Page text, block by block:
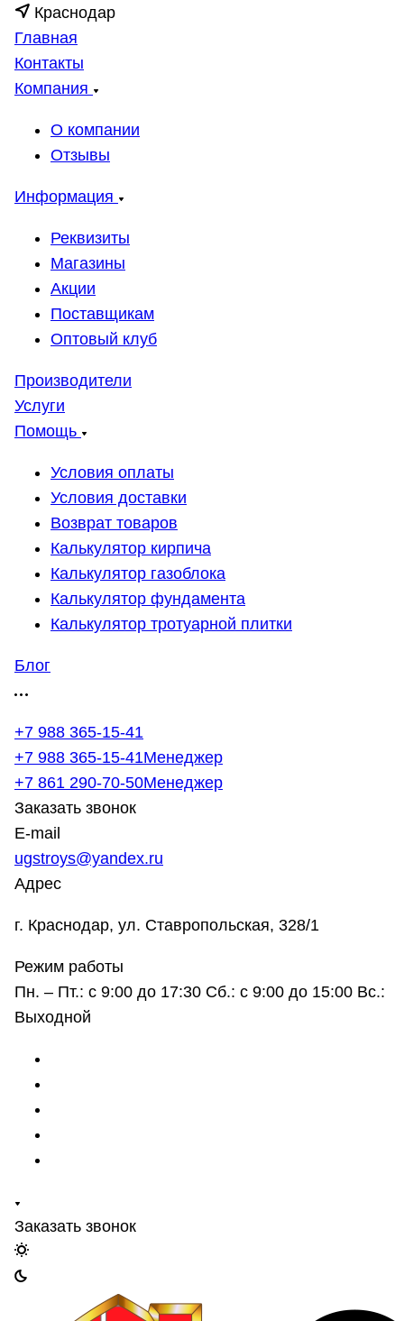
Краснодар
Главная
Контакты
Компания
О компании
Отзывы
Информация
Реквизиты
Магазины
Акции
Поставщикам
Оптовый клуб
Производители
Услуги
Помощь
Условия оплаты
Условия доставки
Возврат товаров
Калькулятор кирпича
Калькулятор газоблока
Калькулятор фундамента
Калькулятор тротуарной плитки
Блог
+7 988 365-15-41
+7 988 365-15-41Менеджер
+7 861 290-70-50Менеджер
Заказать звонок
E-mail
ugstroys@yandex.ru
Адрес
г. Краснодар, ул. Ставропольская, 328/1
Режим работы
Пн. – Пт.: с 9:00 до 17:30 Сб.: с 9:00 до 15:00 Вс.:
Выходной
Заказать звонок